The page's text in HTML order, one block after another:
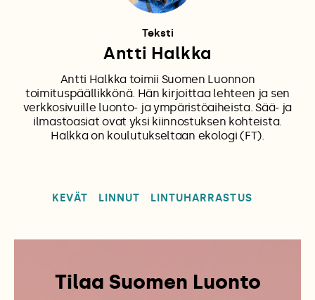
Teksti
Antti Halkka
Antti Halkka toimii Suomen Luonnon
toimituspäällikkönä. Hän kirjoittaa lehteen ja sen
verkkosivuille luonto- ja ympäristöaiheista. Sää- ja
ilmastoasiat ovat yksi kiinnostuksen kohteista.
Halkka on koulutukseltaan ekologi (FT).
KEVÄT LINNUT LINTUHARRASTUS
Tilaa Suomen Luonto